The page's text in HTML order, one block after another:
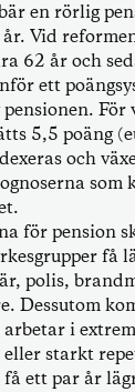
en rörlig
Vid
62 år och
ett
För
5,5 poäng
och
som
för pension
få
polis,
Dessutom
i
starkt
ett par år